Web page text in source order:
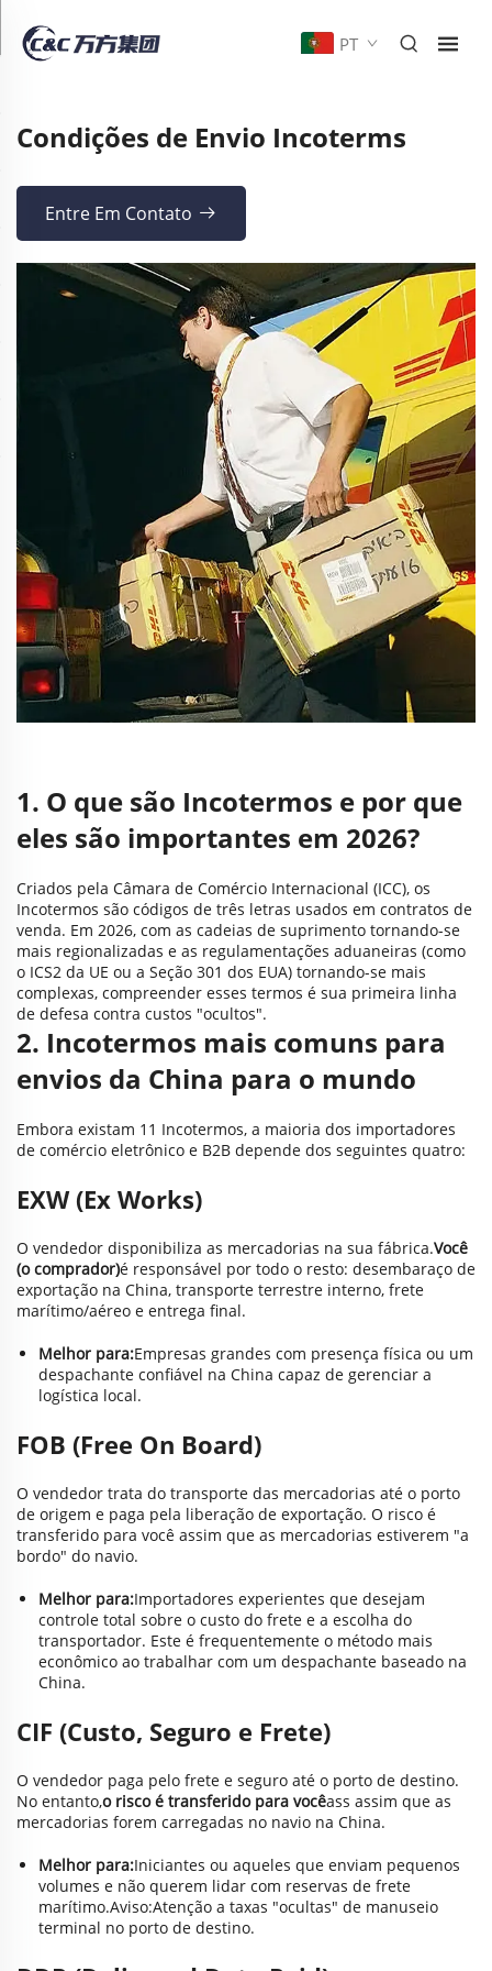
PT
Condições de Envio Incoterms
Entre Em Contato
1. O que são Incotermos e por que
eles são importantes em 2026?
Criados pela Câmara de Comércio Internacional (ICC), os
Incotermos são códigos de três letras usados em contratos de
venda. Em 2026, com as cadeias de suprimento tornando-se
mais regionalizadas e as regulamentações aduaneiras (como
o ICS2 da UE ou a Seção 301 dos EUA) tornando-se mais
complexas, compreender esses termos é sua primeira linha
de defesa contra custos "ocultos".
2. Incotermos mais comuns para
envios da China para o mundo
Embora existam 11 Incotermos, a maioria dos importadores
de comércio eletrônico e B2B depende dos seguintes quatro:
EXW (Ex Works)
O vendedor disponibiliza as mercadorias na sua fábrica.Você
(o comprador)é responsável por todo o resto: desembaraço de
exportação na China, transporte terrestre interno, frete
marítimo/aéreo e entrega final.
Melhor para:Empresas grandes com presença física ou um
despachante confiável na China capaz de gerenciar a
logística local.
FOB (Free On Board)
O vendedor trata do transporte das mercadorias até o porto
de origem e paga pela liberação de exportação. O risco é
transferido para você assim que as mercadorias estiverem "a
bordo" do navio.
Melhor para:Importadores experientes que desejam
controle total sobre o custo do frete e a escolha do
transportador. Este é frequentemente o método mais
econômico ao trabalhar com um despachante baseado na
China.
CIF (Custo, Seguro e Frete)
O vendedor paga pelo frete e seguro até o porto de destino.
No entanto,o risco é transferido para vocêass assim que as
mercadorias forem carregadas no navio na China.
Melhor para:Iniciantes ou aqueles que enviam pequenos
volumes e não querem lidar com reservas de frete
marítimo.Aviso:Atenção a taxas "ocultas" de manuseio
terminal no porto de destino.